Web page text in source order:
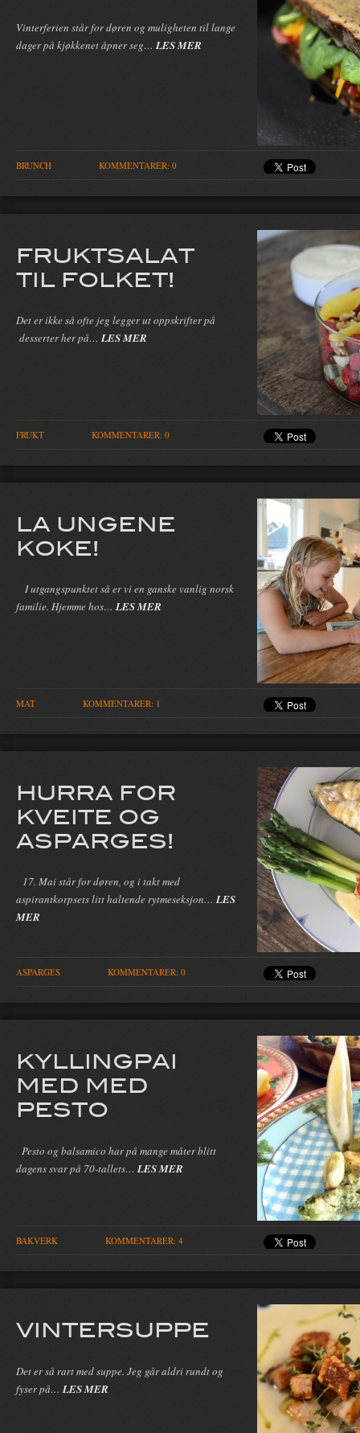
Vinterferien står for døren og muligheten til lange
dager på kjøkkenet åpner seg… LES MER
BRUNCH KOMMENTARER: 0
FRUKTSALAT
TIL FOLKET!
Det er ikke så ofte jeg legger ut oppskrifter på
desserter her på… LES MER
FRUKT KOMMENTARER: 0
LA UNGENE
KOKE!
I utgangspunktet så er vi en ganske vanlig norsk
familie. Hjemme hos… LES MER
MAT KOMMENTARER: 1
HURRA FOR
KVEITE OG
ASPARGES!
17. Mai står for døren, og i takt med
aspirantkorpsets litt haltende rytmeseksjon… LES
MER
ASPARGES KOMMENTARER: 0
KYLLINGPAI
MED MED
PESTO
Pesto og balsamico har på mange måter blitt
dagens svar på 70-tallets… LES MER
BAKVERK KOMMENTARER: 4
VINTERSUPPE
Det er så rart med suppe. Jeg går aldri rundt og
fyser på… LES MER